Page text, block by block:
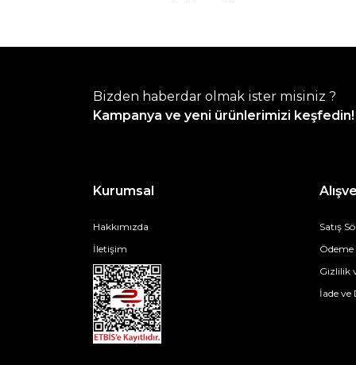
Bizden haberdar olmak ister misiniz ?
Kampanya ve yeni ürünlerimizi keşfedin!
Kurumsal
Hakkımızda
İletişim
Satış
Ödeme
Gizlilik
İade ve